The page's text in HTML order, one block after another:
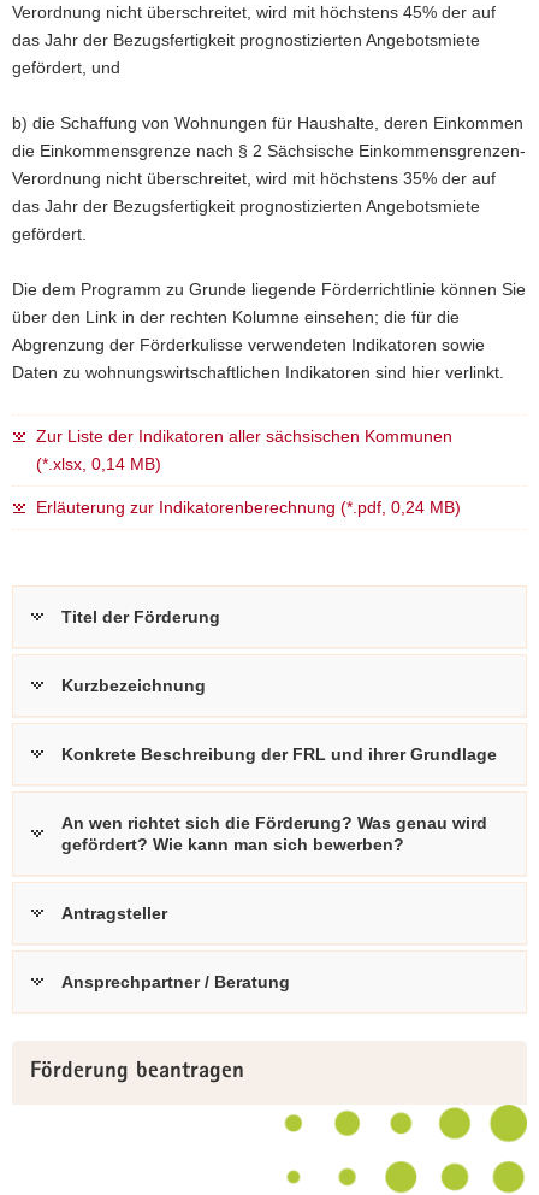
Verordnung nicht überschreitet, wird mit höchstens 45% der auf
das Jahr der Bezugsfertigkeit prognostizierten Angebotsmiete
gefördert, und
b) die Schaffung von Wohnungen für Haushalte, deren Einkommen
die Einkommensgrenze nach § 2 Sächsische Einkommensgrenzen-
Verordnung nicht überschreitet, wird mit höchstens 35% der auf
das Jahr der Bezugsfertigkeit prognostizierten Angebotsmiete
gefördert.
Die dem Programm zu Grunde liegende Förderrichtlinie können Sie
über den Link in der rechten Kolumne einsehen; die für die
Abgrenzung der Förderkulisse verwendeten Indikatoren sowie
Daten zu wohnungswirtschaftlichen Indikatoren sind hier verlinkt.
Zur Liste der Indikatoren aller sächsischen Kommunen
(*.xlsx, 0,14 MB)
Erläuterung zur Indikatorenberechnung (*.pdf, 0,24 MB)
Titel der Förderung
Kurzbezeichnung
Konkrete Beschreibung der FRL und ihrer Grundlage
An wen richtet sich die Förderung? Was genau wird
gefördert? Wie kann man sich bewerben?
Antragsteller
Ansprechpartner / Beratung
Information
Förderung beantragen